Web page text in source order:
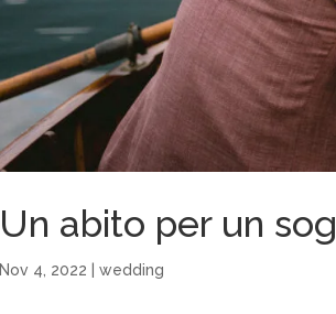
Un abito per un
Nov 4, 2022 |wedding